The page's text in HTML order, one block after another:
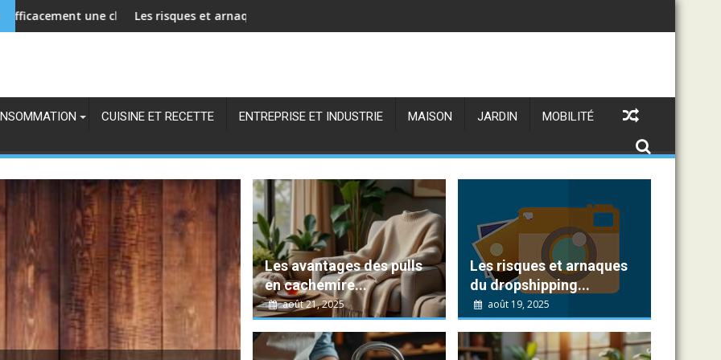
de cirage pour prolonger sa durée de vie ?
Les risques et arnaques du dropshipping de culottes menstruellesComment rédiger un billet d'humeur captivant pour son blog
CUISINE ET RECETTE ENTREPRISE ET INDUSTRIE MAISON JARDIN MOBILITÉ
septembre 22, 2022 Cosette
Les avantages des pulls
en cachemire...
août 21, 2025
Les risques et arnaques
du dropshipping...
août 19, 2025